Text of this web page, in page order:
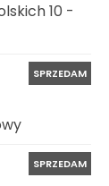
10 -
SPRZEDAM
SPRZEDAM